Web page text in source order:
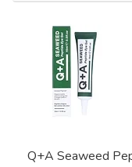
Q+A Seaweed